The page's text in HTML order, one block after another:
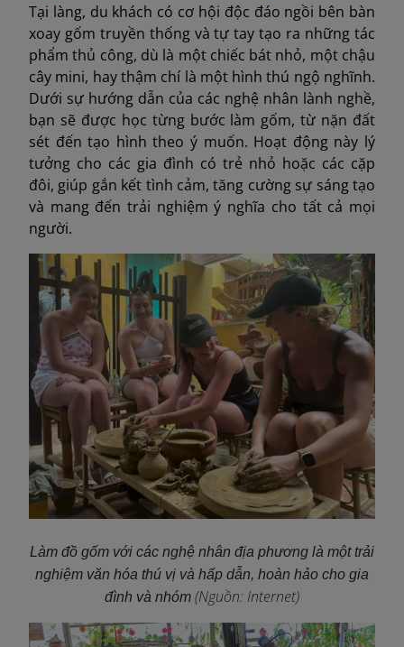
Tại làng, du khách có cơ hội độc đáo ngồi bên bàn
xoay gốm truyền thống và tự tay tạo ra những tác
phẩm thủ công, dù là một chiếc bát nhỏ, một chậu
cây mini, hay thậm chí là một hình thú ngộ nghĩnh.
Dưới sự hướng dẫn của các nghệ nhân lành nghề,
bạn sẽ được học từng bước làm gốm, từ nặn đất
sét đến tạo hình theo ý muốn. Hoạt động này lý
tưởng cho các gia đình có trẻ nhỏ hoặc các cặp
đôi, giúp gắn kết tình cảm, tăng cường sự sáng tạo
và mang đến trải nghiệm ý nghĩa cho tất cả mọi
người.
Làm đồ gốm với các nghệ nhân địa phương là một trải
nghiệm văn hóa thú vị và hấp dẫn, hoàn hảo cho gia
đình và nhóm (Nguồn: Internet)